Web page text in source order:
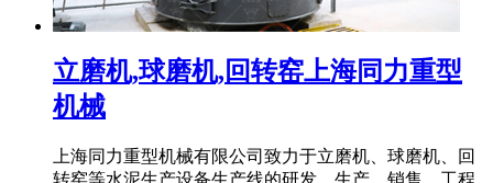
立磨机,球磨机,回转窑上海同力重型
机械
上海同力重型机械有限公司致力于立磨机、球磨机、回
转窑等水泥生产设备生产线的研发、生产、销售、工程